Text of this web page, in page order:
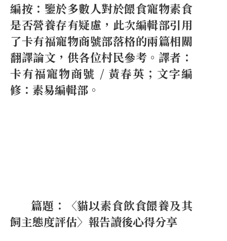
編按：鑒於多數人對於餵食寵物素食
是否營養存有疑慮，此次編輯部引用
了卡有福寵物商號部落格的兩篇相關
翻譯論文，供各位村民參考。譯者：
卡有福寵物商號 / 黃春英；文字編
修：素易編輯部。
篇題：〈貓以素食飲食餵養及其
飼主態度評估〉報告讀後心得分享